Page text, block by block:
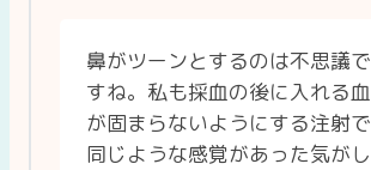
鼻がツーンとするのは不思議で
すね。私も採血の後に入れる血
が固まらないようにする注射で
同じような感覚があった気がし